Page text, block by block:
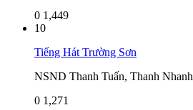
0 1,449
10
Tiếng Hát Trường Sơn
NSND Thanh Tuấn, Thanh Nhanh
0 1,271